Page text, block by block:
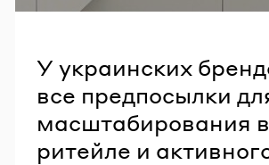
У украинских
все предпосылки
масштабирования в
ритейле и